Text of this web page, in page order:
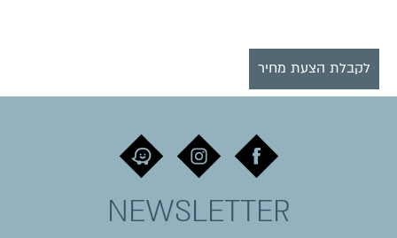
לקבלת הצעת מחיר
NEWSLETTER